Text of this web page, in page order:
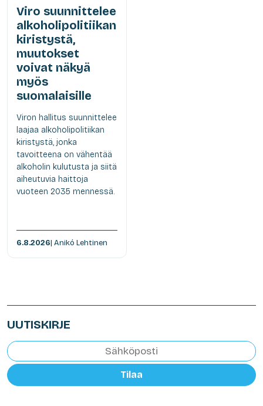
Viro suunnittelee
alkoholipolitiikan
kiristystä,
muutokset
voivat näkyä
myös
suomalaisille
Viron hallitus suunnittelee
laajaa alkoholipolitiikan
kiristystä, jonka
tavoitteena on vähentää
alkoholin kulutusta ja siitä
aiheutuvia haittoja
vuoteen 2035 mennessä.
6.8.2026| Anikó Lehtinen
UUTISKIRJE
Tilaa